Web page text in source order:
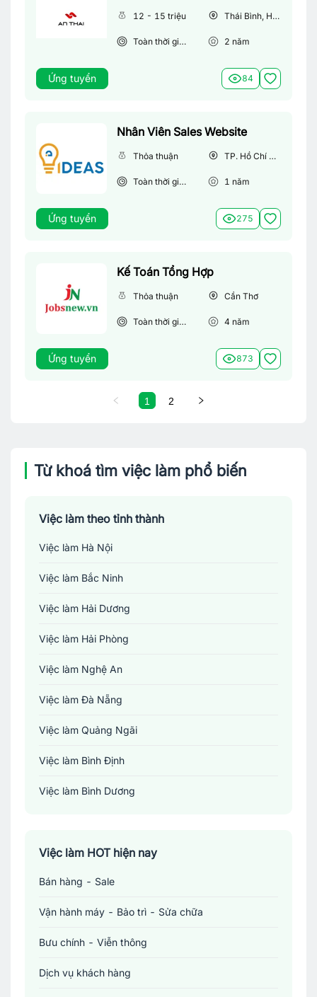
12 - 15 triệu Thái Bình, Hà Nội
Toàn thời gian 2 năm
Ứng tuyển 84
Nhân Viên Sales Website
Thỏa thuận TP. Hồ Chí Minh
Toàn thời gian 1 năm
Ứng tuyển 275
Kế Toán Tổng Hợp
Thỏa thuận Cần Thơ
Toàn thời gian 4 năm
Ứng tuyển 873
1 2
Từ khoá tìm việc làm phổ biến
Việc làm theo tỉnh thành
Việc làm Hà Nội
Việc làm Bắc Ninh
Việc làm Hải Dương
Việc làm Hải Phòng
Việc làm Nghệ An
Việc làm Đà Nẵng
Việc làm Quảng Ngãi
Việc làm Bình Định
Việc làm Bình Dương
Việc làm TP. Hồ Chí Minh
Việc làm Cần Thơ
Việc làm HOT hiện nay
Bán hàng - Sale
Vận hành máy - Bảo trì - Sửa chữa
Bưu chính - Viễn thông
Dịch vụ khách hàng